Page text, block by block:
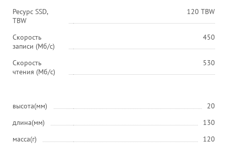
Ресурс SSD,
TBW
120 TBW
Скорость
записи (Мб/с)
450
Скорость
чтения (Мб/с)
530
высота(мм)
20
длина(мм)
130
масса(г)
120